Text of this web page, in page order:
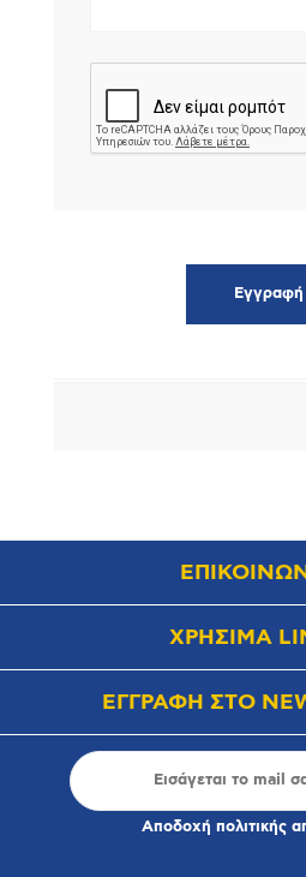
ΧΡΗΣΙΜΑ
ΕΓΓΡΑΦΗ ΣΤΟ
Αποδοχή πολιτικής